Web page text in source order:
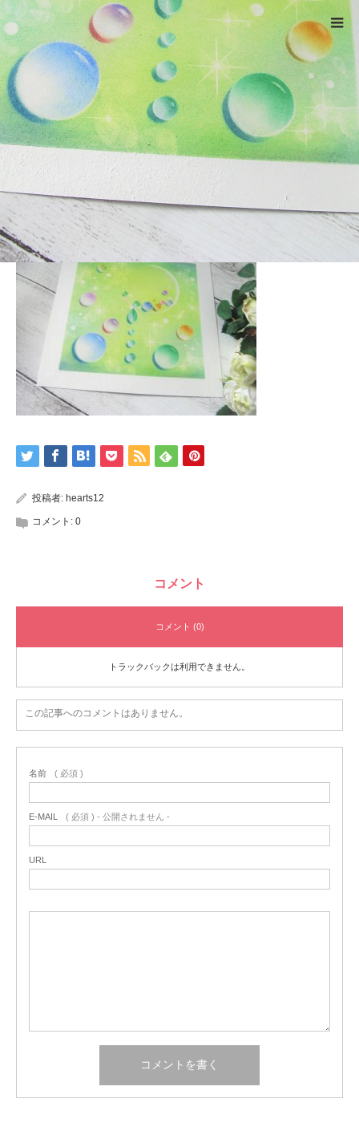
しずく１１－４
Warning : ltrim() expects parameter 1 to be string, object given
in/home/xs524725/reiki-kumamoto.com/public_html/wp-
includes/formatting.phpon line 4343
しずく１１－４
投稿者: hearts12
コメント: 0
コメント
コメント (0)
トラックバックは利用できません。
この記事へのコメントはありません。
名前 ( 必須 )
E-MAIL ( 必須 ) - 公開されません -
URL